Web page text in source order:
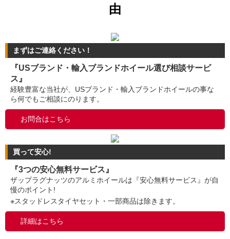
由
まずはご連絡ください！
『USブランド・輸入ブランドホイール選び相談サービ
ス』
経験豊富な当社が、USブランド・輸入ブランドホイールの事な
ら何でもご相談にのります。
お問合はこちら
買って安心!
『3つの安心無料サービス』
ザップラグナッツのアルミホイールは『安心無料サービス』が自
慢のポイント!
※スタッドレスタイヤセット・一部商品は除きます。
詳細はこちら